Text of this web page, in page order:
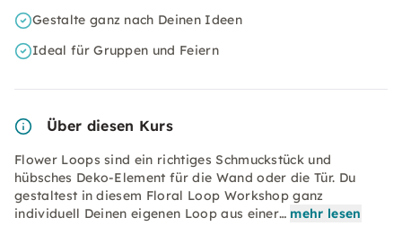
Gestalte ganz nach Deinen Ideen
Ideal für Gruppen und Feiern
Über diesen Kurs
Flower Loops sind ein richtiges Schmuckstück und
hübsches Deko-Element für die Wand oder die Tür. Du
gestaltest in diesem Floral Loop Workshop ganz
individuell Deinen eigenen Loop aus einer… mehr lesen